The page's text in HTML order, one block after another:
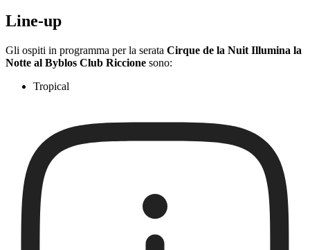
Line-up
Gli ospiti in programma per la serata Cirque de la Nuit Illumina la
Notte al Byblos Club Riccione sono:
Tropical